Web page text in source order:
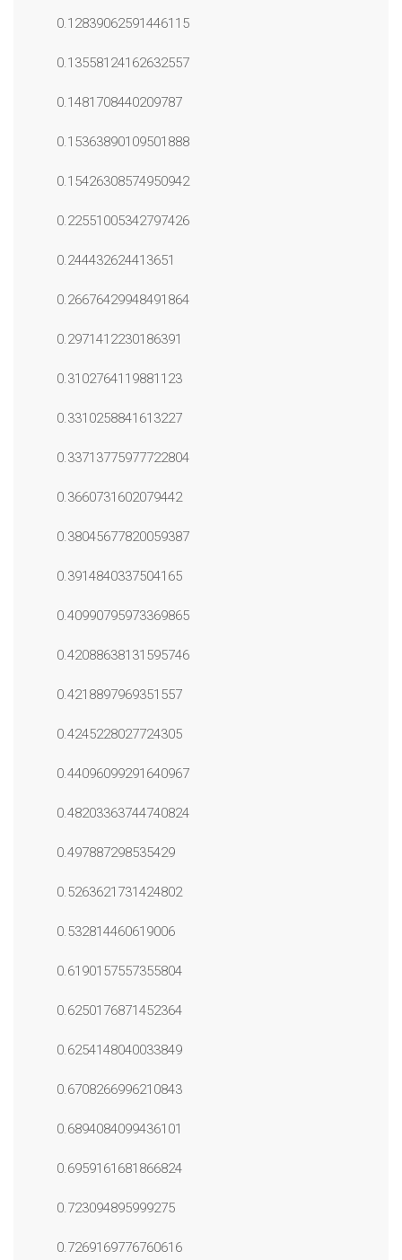
0.12839062591446115
0.13558124162632557
0.1481708440209787
0.15363890109501888
0.15426308574950942
0.22551005342797426
0.244432624413651
0.26676429948491864
0.2971412230186391
0.3102764119881123
0.3310258841613227
0.33713775977722804
0.3660731602079442
0.38045677820059387
0.3914840337504165
0.40990795973369865
0.42088638131595746
0.4218897969351557
0.4245228027724305
0.44096099291640967
0.48203363744740824
0.497887298535429
0.5263621731424802
0.532814460619006
0.6190157557355804
0.6250176871452364
0.6254148040033849
0.6708266996210843
0.6894084099436101
0.6959161681866824
0.723094895999275
0.7269169776760616